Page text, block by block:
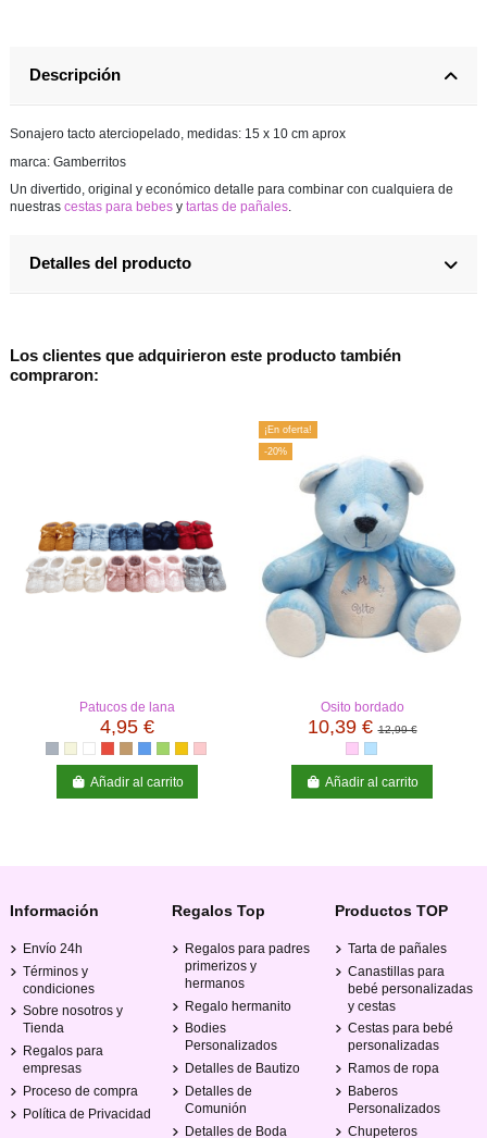
Descripción
Sonajero tacto aterciopelado, medidas: 15 x 10 cm aprox
marca: Gamberritos
Un divertido, original y económico detalle para combinar con cualquiera de
nuestras cestas para bebes y tartas de pañales.
Detalles del producto
Los clientes que adquirieron este producto también
compraron:
Patucos de lana
4,95 €
Añadir al carrito
¡En oferta!
-20%
Osito bordado
10,39 €12,99 €
Añadir al carrito
Información
Envío 24h
Términos y
condiciones
Sobre nosotros y
Tienda
Regalos para
empresas
Proceso de compra
Política de Privacidad
Regalos Top
Regalos para padres
primerizos y
hermanos
Regalo hermanito
Bodies
Personalizados
Detalles de Bautizo
Detalles de
Comunión
Detalles de Boda
Productos TOP
Tarta de pañales
Canastillas para
bebé personalizadas
y cestas
Cestas para bebé
personalizadas
Ramos de ropa
Baberos
Personalizados
Chupeteros